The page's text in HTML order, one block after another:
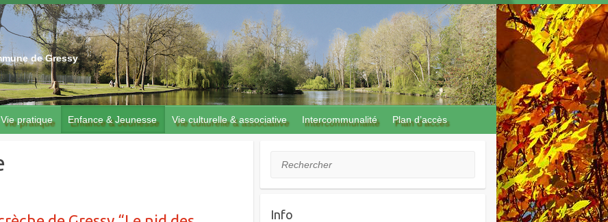
de Gressy
Vie pratique Enfance & Jeunesse Vie culturelle & associative Intercommunalité Plan d’accès
Rechercher
Info